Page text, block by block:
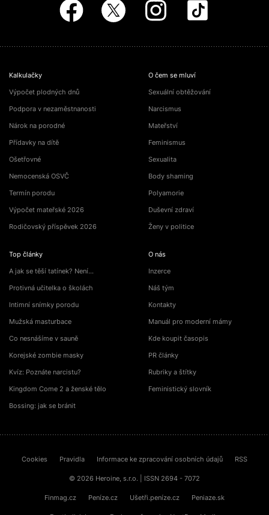
Kalkulačky
Výpočet plodných dnů
Podpora v nezaměstnanosti
Nárok na porodné
Přídavky na dítě
Ošetřovné
Nemocenská OSVČ
Termín porodu
Výpočet mateřské 2026
Rodičovský příspěvek 2026
Top články
A jak se těší tatínek? Není…
Protivná učitelka o školách
Intimní snímky porodu
Mužská masturbace
Co nesnášíme v sauně
Korejské zombie masky
Kvíz: Poznáte narcistu?
Kingdom Come 2 a ženské tělo
Bossing: jak se bránit
O čem se mluví
Sexuální obtěžování
Narcismus
Mateřství
Feminismus
Sexualita
Body shaming
Polyamorie
Duševní zdraví
Ženy v politice
O nás
Inzerce
Náš tým
Kontakty
Manuál pro moderní mámy
Kde koupit časopis
PR články
Rubriky a štítky
Feministický slovník
Cookies Pravidla Informace ke zpracování osobních údajů RSS
© 2026 Heroine, s.r.o. | ISSN 2694 - 7072
Finmag.cz Peníze.cz Ušetři.peníze.cz Peniaze.sk